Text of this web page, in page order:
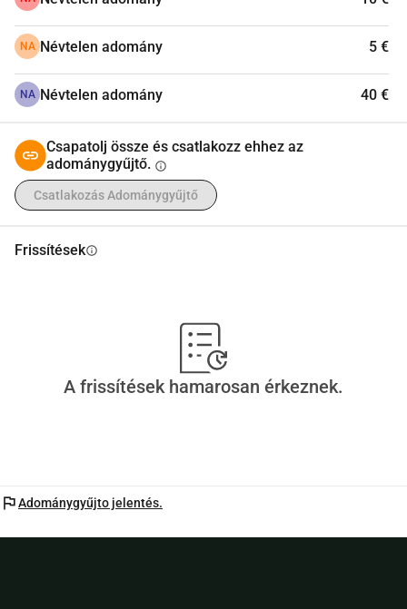
NA Névtelen adomány 5 €
NA Névtelen adomány 40 €
Csapatolj össze és csatlakozz ehhez az
adománygyűjtő. info
Csatlakozás Adománygyűjtő
Frissítésekinfo
A frissítések hamarosan érkeznek.
flagAdománygyűjto jelentés.